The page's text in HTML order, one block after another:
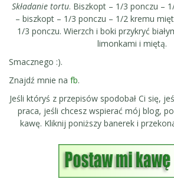
Składanie tortu. Biszkopt – 1/3 ponczu –
– biszkopt – 1/3 ponczu – 1/2 kremu
1/3 ponczu. Wierzch i boki przykryć
limonkami i miętą.
Smacznego :).
Znajdź mnie na fb.
Jeśli któryś z przepisów spodobał Ci się,
praca, jeśli chcesz wspierać mój blog,
kawę. Kliknij poniższy banerek i